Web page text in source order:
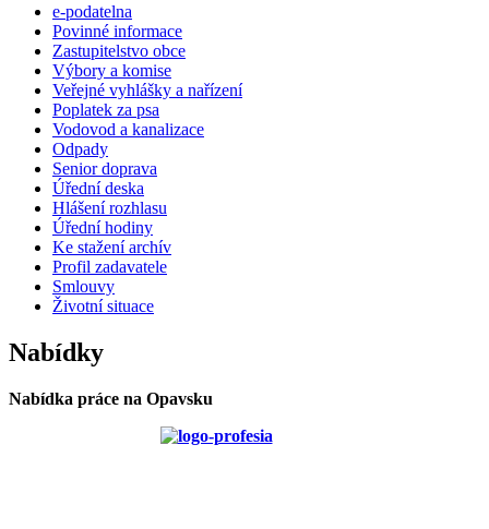
e-podatelna
Povinné informace
Zastupitelstvo obce
Výbory a komise
Veřejné vyhlášky a nařízení
Poplatek za psa
Vodovod a kanalizace
Odpady
Senior doprava
Úřední deska
Hlášení rozhlasu
Úřední hodiny
Ke stažení archív
Profil zadavatele
Smlouvy
Životní situace
Nabídky
Nabídka práce na Opavsku